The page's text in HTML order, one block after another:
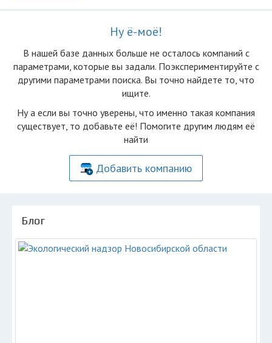
Ну ё-моё!
В нашей базе данных больше не осталоcь компаний с
параметрами, которые вы задали. Поэкспериментируйте с
другими параметрами поиска. Вы точно найдете то, что
ищите.
Ну а если вы точно уверены, что именно такая компания
существует, то добавьте её! Помогите другим людям её
найти
Добавить компанию
Блог